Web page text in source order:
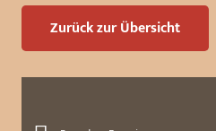
Zurück zur Übersicht